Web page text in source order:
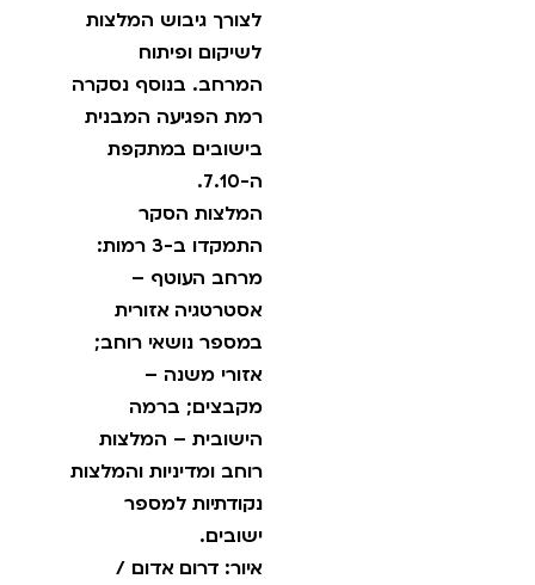
לצורך גיבוש המלצות
לשיקום ופיתוח
המרחב. בנוסף נסקרה
רמת הפגיעה המבנית
בישובים במתקפת
ה-7.10.
המלצות הסקר
התמקדו ב-3 רמות:
מרחב העוטף –
אסטרטגיה אזורית
במספר נושאי רוחב;
אזורי משנה –
מקבצים; ברמה
הישובית – המלצות
רוחב ומדיניות והמלצות
נקודתיות למספר
ישובים.
איור: דרום אדום /